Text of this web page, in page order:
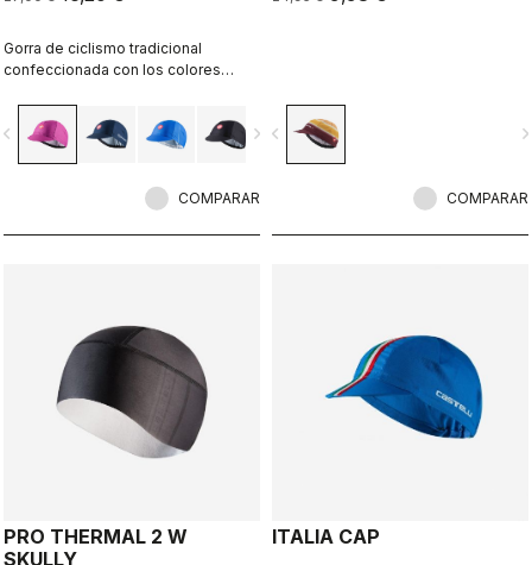
Gorra de ciclismo tradicional
confeccionada con los colores
Italia.
navigate_next
COMPARAR
navigate_before
COMPARAR
PRO THERMAL 2 W
SKULLY
ITALIA CAP